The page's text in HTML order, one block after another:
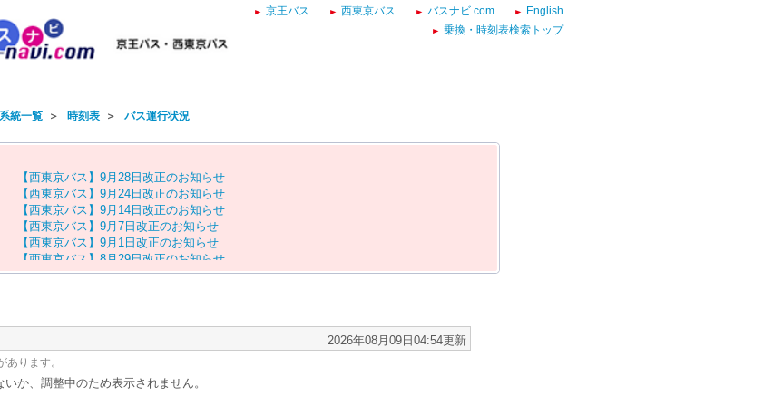
京王バス 西東京バス バスナビ.com
English
乗換・時刻表検索トップ
系統一覧＞ 時刻表＞ バス運行状況
【西東京バス 】 9月 28 日 改正のお知 らせ
【西東京バス 】 9月 24 日 改正のお知 らせ
【西東京バス 】 9月 14 日 改正のお知 らせ
【西東京バス 】 9月 7 日 改正のお知 らせ
【西東京バス 】 9月 1 日 改正のお知 らせ
【西東京バス 】 8 月 29日改正のお知 らせ
【京王バス】お盆ダイヤのお知らせ
2026年08月09日04:54更新
ります。
か、調整中のため表示されません。